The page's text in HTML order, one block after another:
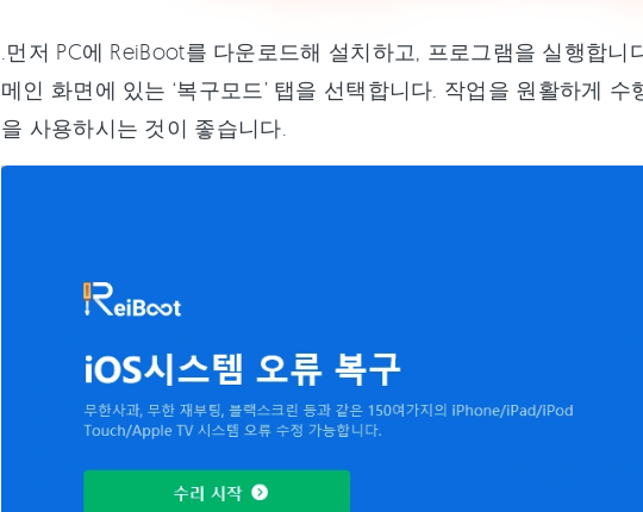
.먼저 PC에 ReiBoot를 다운로드해 설치하고, 프로그램을 실행합
메인 화면에 있는 ‘복구모드’ 탭을 선택합니다. 작업을 원활하게
을 사용하시는 것이 좋습니다.